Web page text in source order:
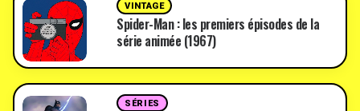
VINTAGE
Spider-Man : les premiers épisodes de la
série animée (1967)
SÉRIES